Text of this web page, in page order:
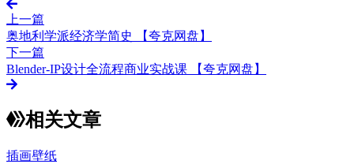
上一篇
奥地利学派经济学简史 【夸克网盘】
下一篇
Blender-IP设计全流程商业实战课 【夸克网盘】
相关文章
插画壁纸